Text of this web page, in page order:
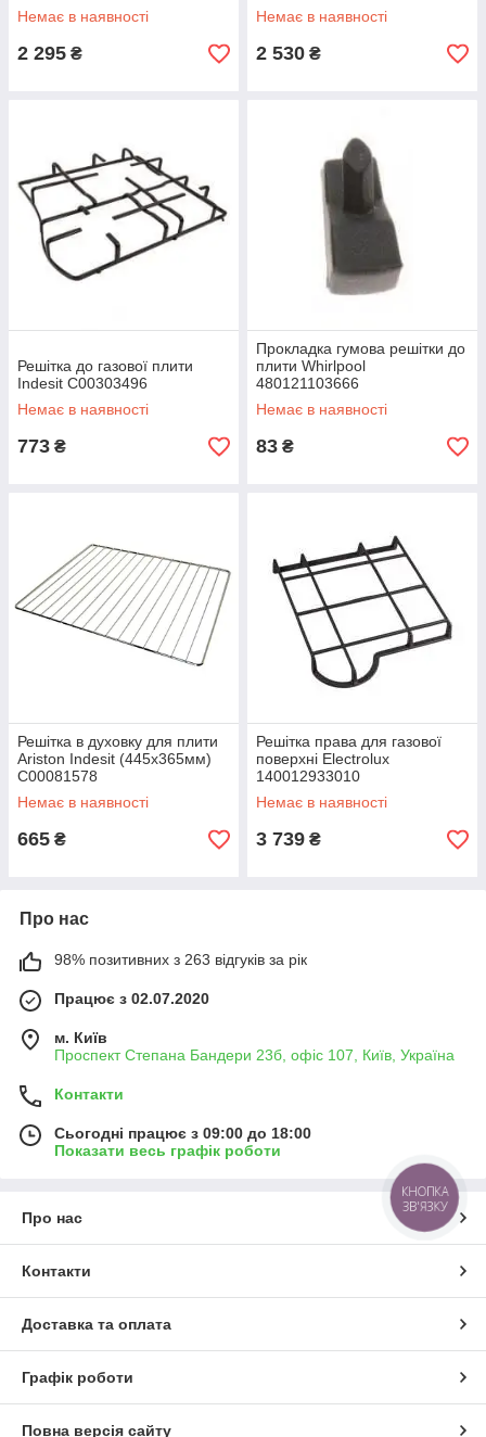
Немає в наявності
2 295 ₴
Немає в наявності
2 530 ₴
Решітка до газової плити
Indesit C00303496
Немає в наявності
773 ₴
Прокладка гумова решітки до
плити Whirlpool
480121103666
Немає в наявності
83 ₴
Решітка в духовку для плити
Ariston Indesit (445x365мм)
C00081578
Немає в наявності
665 ₴
Решітка права для газової
поверхні Electrolux
140012933010
Немає в наявності
3 739 ₴
Про нас
98% позитивних з 263 відгуків за рік
Працює з 02.07.2020
м. Київ
Проспект Степана Бандери 23б, офіс 107, Київ, Україна
Контакти
Сьогодні працює з 09:00 до 18:00
Показати весь графік роботи
Про нас
Контакти
Доставка та оплата
Графік роботи
Повна версія сайту
КНОПКА
ЗВ'ЯЗКУ